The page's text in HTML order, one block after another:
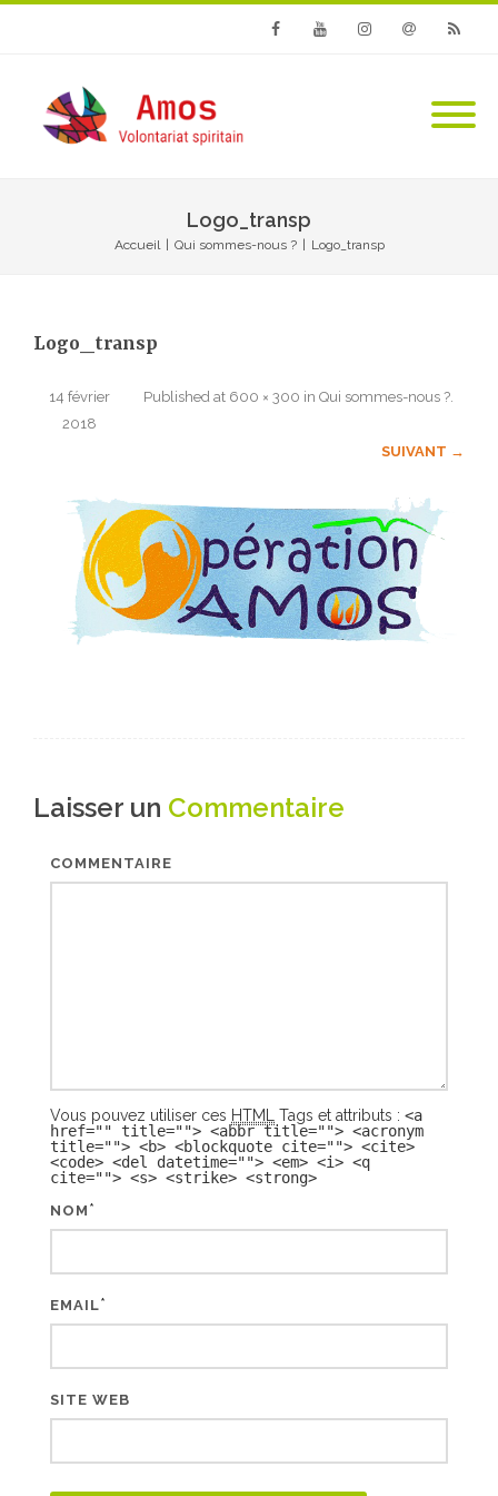
Logo_transp
Accueil Qui sommes-nous ? Logo_transp
Logo_transp
Published
14 février
2018
at 600 × 300 in Qui sommes-nous ?
SUIVANT →
Laisser un Commentaire
COMMENTAIRE
Vous pouvez utiliser ces HTML Tags et attributs : <a
href="" title=""> <abbr title=""> <acronym
title=""> <b> <blockquote cite=""> <cite>
<code> <del datetime=""> <em> <i> <q
cite=""> <s> <strike> <strong>
NOM *
EMAIL*
SITE WEB